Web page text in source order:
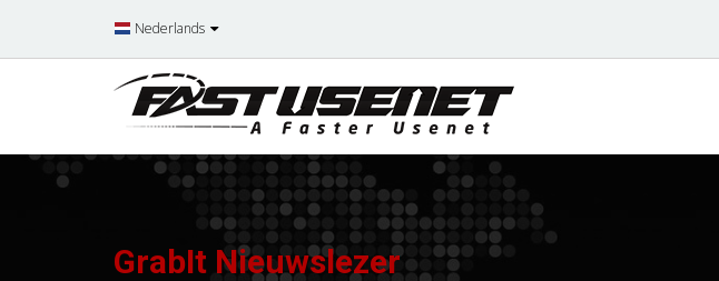
Nederlands
GrabIt Nieuwslezer